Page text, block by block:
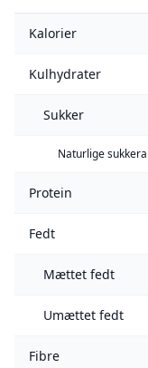
Kalorier
Kulhydrater
Sukker
Naturlige
Protein
Fedt
Mættet fedt
Umættet fedt
Fibre